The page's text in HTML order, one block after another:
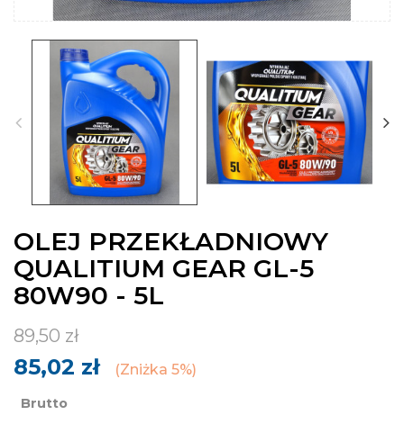
OLEJ PRZEKŁADNIOWY
QUALITIUM GEAR GL-5
80W90 - 5L
89,50 zł
85,02 zł Zniżka 5%
Brutto